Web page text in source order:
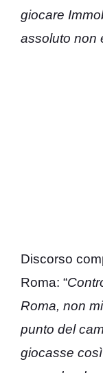
giocare
assoluto non
Discorso
Roma: “
Roma, non
punto del
giocasse